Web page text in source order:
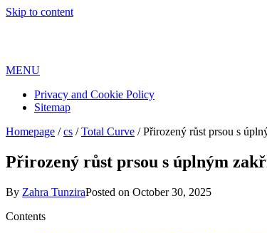
Skip to content
MENU
Privacy and Cookie Policy
Sitemap
Homepage / cs / Total Curve / Přirozený růst prsou s
Přirozený růst prsou s úplným
By Zahra TunziraPosted on October 30, 2025
Contents